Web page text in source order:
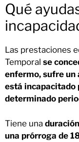
Qué
Las prestaciones
Temporal se
enfermo, sufre un
está incapacitado
determinado
Tiene una
una prórroga de